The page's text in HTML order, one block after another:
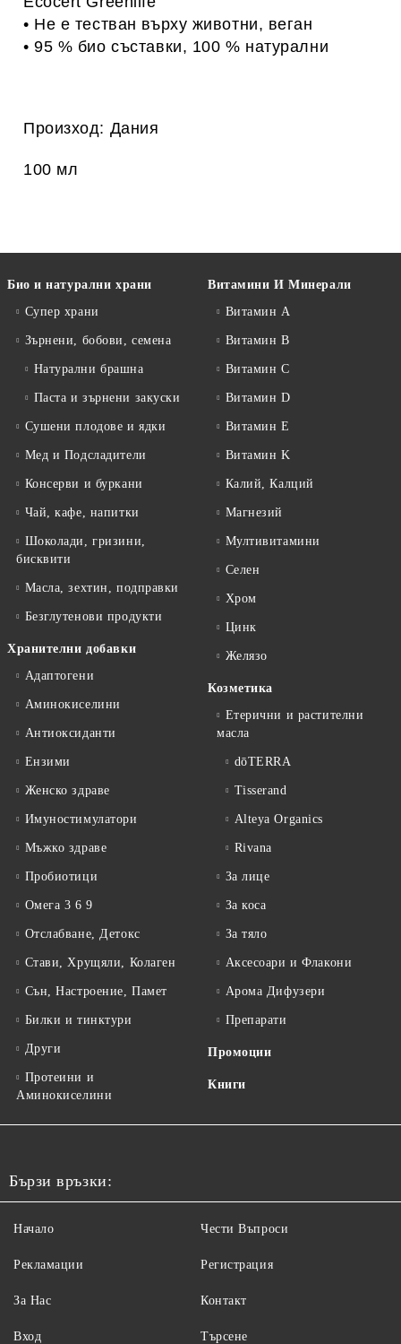
• Не е тестван върху животни, веган
• 95 % био съставки, 100 % натурални
Произход: Дания
100 мл
Био и натурални храни
Супер храни
Зърнени, бобови, семена
Натурални брашна
Паста и зърнени закуски
Сушени плодове и ядки
Мед и Подсладители
Консерви и буркани
Чай, кафе, напитки
Шоколади, гризини,
бисквити
Масла, зехтин, подправки
Безглутенови продукти
Хранителни добавки
Адаптогени
Аминокиселини
Антиоксиданти
Ензими
Женско здраве
Имуностимулатори
Мъжко здраве
Пробиотици
Омега 3 6 9
Отслабване, Детокс
Стави, Хрущяли, Колаген
Сън, Настроение, Памет
Билки и тинктури
Други
Протеини и
Аминокиселини
Витамини И Минерали
Витамин А
Витамин B
Витамин C
Витамин D
Витамин E
Витамин K
Калий, Калций
Магнезий
Мултивитамини
Селен
Хром
Цинк
Желязо
Козметика
Етерични и растителни
масла
dōTERRA
Tisserand
Alteya Organics
Rivana
За лице
За коса
За тяло
Аксесоари и Флакони
Арома Дифузери
Препарати
Промоции
Книги
Бързи връзки:
Начало
Рекламации
За Нас
Вход
Чести Въпроси
Регистрация
Контакт
Търсене